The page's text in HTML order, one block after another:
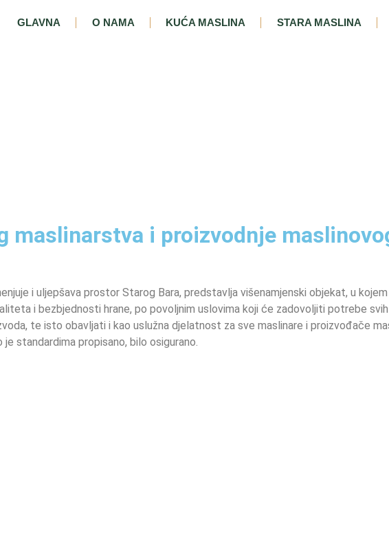
GLAVNA O NAMA KUĆA MASLINA STARA MASLINA
maslinarstva i proizvodnje
i uljepšava prostor Starog Bara, predstavlja višenamjenski objekat, u
i bezbjednosti hrane, po povoljnim uslovima koji će zadovoljiti potrebe
te isto obavljati i kao uslužna djelatnost za sve maslinare i proizvođače
standardima propisano, bilo osigurano.